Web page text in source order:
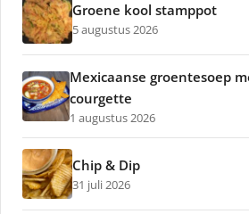
Groene kool stamppot
5 augustus 2026
Mexicaanse groentesoep
courgette
1 augustus 2026
Chip & Dip
31 juli 2026